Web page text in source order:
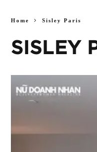
Home Sisley Paris
SISLEY